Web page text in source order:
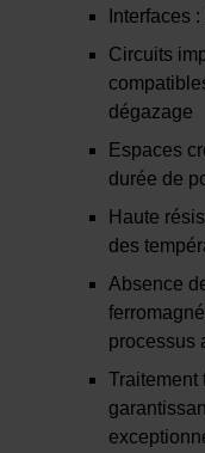
Interfaces
Circuits
dégazage
Espaces
durée de
Haute
des
Absence
processus
Traitement